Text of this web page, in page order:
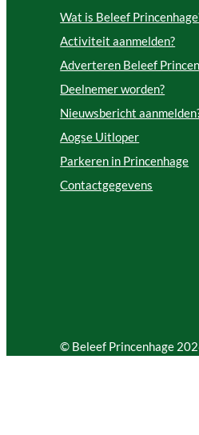
Wat is Beleef
Activiteit aanmelden?
Adverteren Beleef
Deelnemer worden?
Nieuwsbericht
Aogse Uitloper
Parkeren in Princenhage
Contactgegevens
© Beleef Princenhage